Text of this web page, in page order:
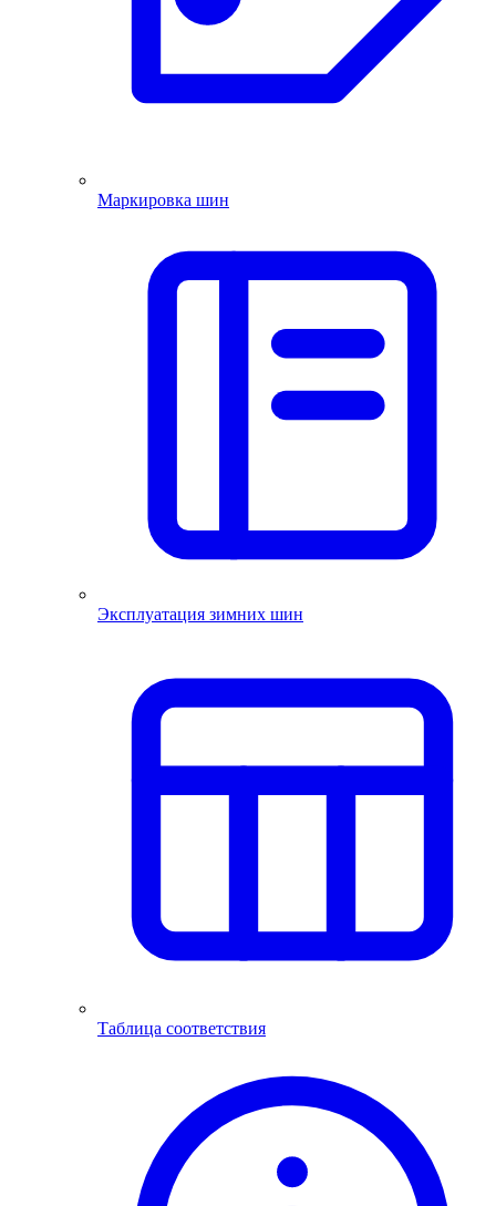
Маркировка шин
Эксплуатация зимних шин
Таблица соответствия